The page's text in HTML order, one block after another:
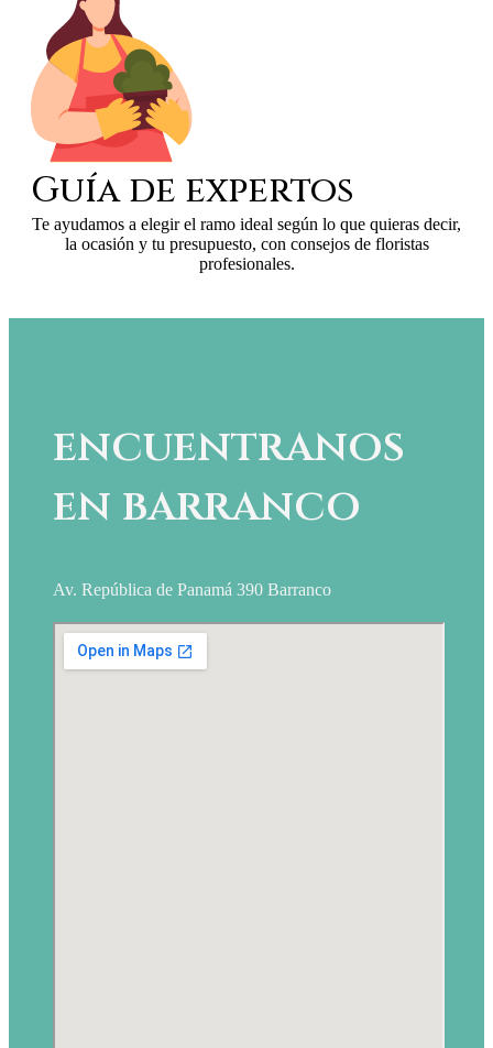
Guía de expertos
Te ayudamos a elegir el ramo ideal según lo que quieras decir,
la ocasión y tu presupuesto, con consejos de floristas
profesionales.
encuentranos
en barranco
Av. República de Panamá 390 Barranco